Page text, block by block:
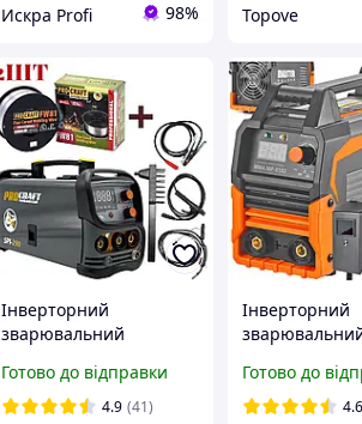
Искра Profi 98% Topove
Інверторний
зварювальний
SPI290+флюсевий дріт
2КГ
Готово до відправки
4.9 (41)
Інверторний
інвертор для
Готово до
4.6